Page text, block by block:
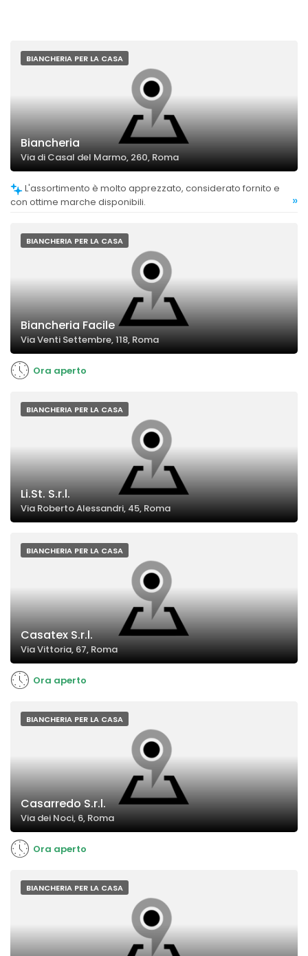
BIANCHERIA PER LA CASA
Biancheria
Via di Casal del Marmo, 260, Roma
con ottime marche disponibili.
»
BIANCHERIA PER LA CASA
Biancheria Facile
Via Venti Settembre, 118, Roma
Ora aperto
BIANCHERIA PER LA CASA
Li.St. S.r.l.
Via Roberto Alessandri, 45, Roma
BIANCHERIA PER LA CASA
Casatex S.r.l.
Via Vittoria, 67, Roma
Ora aperto
BIANCHERIA PER LA CASA
Casarredo S.r.l.
Via dei Noci, 6, Roma
Ora aperto
BIANCHERIA PER LA CASA